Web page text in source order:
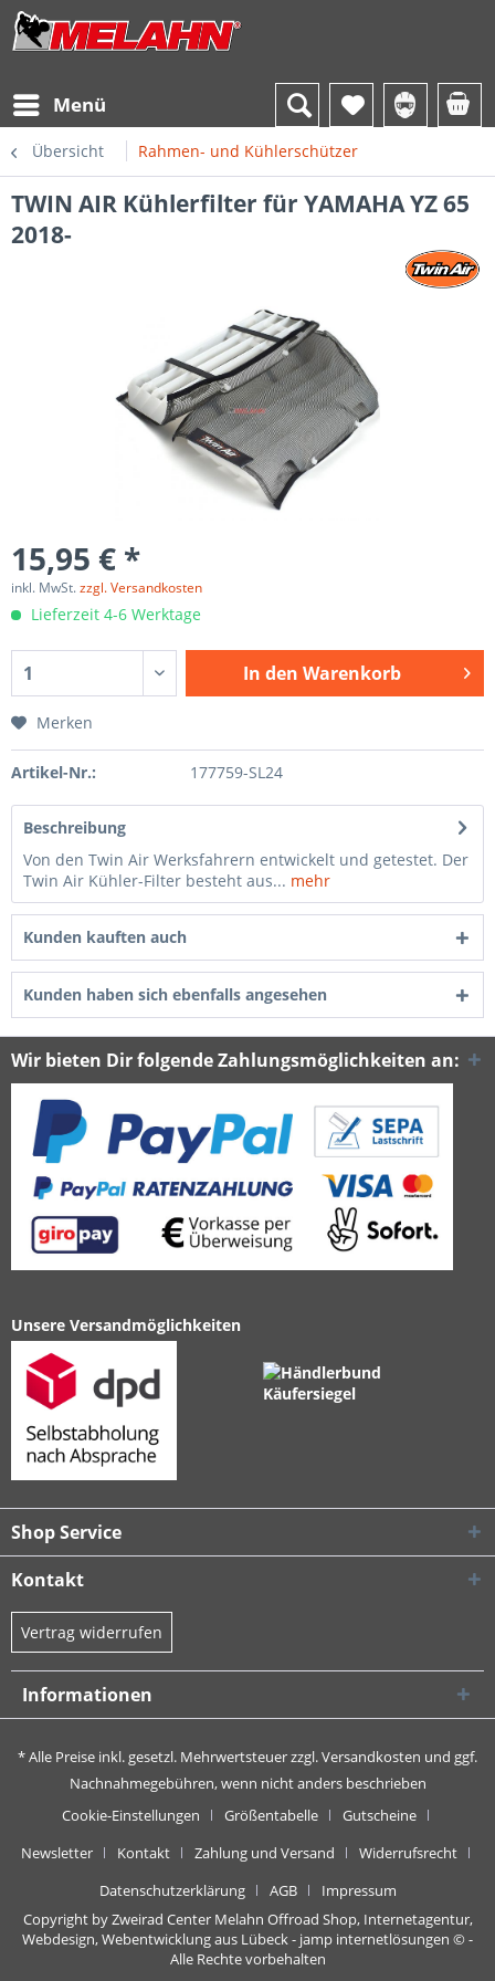
Menü
Übersicht Rahmen- und Kühlerschützer
TWIN AIR Kühlerfilter für YAMAHA YZ 65
2018-
15,95 € *
inkl. MwSt.zzgl. Versandkosten
Lieferzeit 4-6 Werktage
In den Warenkorb
Merken
Artikel-Nr.: 177759-SL24
Beschreibung
Von den Twin Air Werksfahrern entwickelt und getestet. Der
Twin Air Kühler-Filter besteht aus... mehr
Kunden kauften auch
Kunden haben sich ebenfalls angesehen
Wir bieten Dir folgende Zahlungsmöglichkeiten an:
Unsere Versandmöglichkeiten
Shop Service
Kontakt
Vertrag widerrufen
Informationen
* Alle Preise inkl. gesetzl. Mehrwertsteuer zzgl.Versandkosten und ggf.
Nachnahmegebühren, wenn nicht anders beschrieben
Cookie-Einstellungen
Größentabelle
Gutscheine
Newsletter
Kontakt Zahlung und Versand
Widerrufsrecht
Datenschutzerklärung
AGB
Impressum
Copyright by Zweirad Center Melahn Offroad Shop, Internetagentur,
Webdesign, Webentwicklung aus Lübeck - jamp internetlösungen © -
Alle Rechte vorbehalten